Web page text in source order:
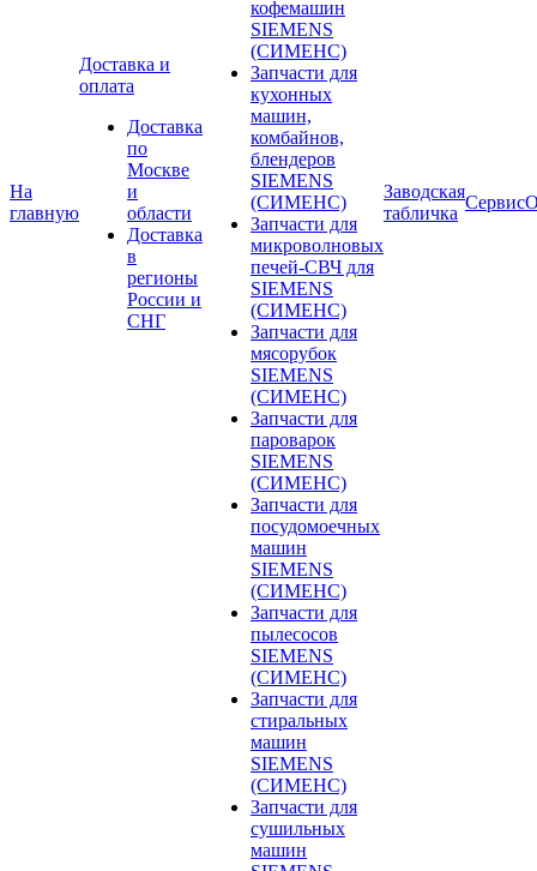
На
главную
Доставка и
оплата
Доставка
по
Москве
и
области
Доставка
в
регионы
России и
СНГ
кофемашин
SIEMENS
(СИМЕНС)
Запчасти для
кухонных
машин,
комбайнов,
блендеров
SIEMENS
(СИМЕНС)
Запчасти для
микроволновых
печей-СВЧ для
SIEMENS
(СИМЕНС)
Запчасти для
мясорубок
SIEMENS
(СИМЕНС)
Запчасти для
пароварок
SIEMENS
(СИМЕНС)
Запчасти для
посудомоечных
машин
SIEMENS
(СИМЕНС)
Запчасти для
пылесосов
SIEMENS
(СИМЕНС)
Запчасти для
стиральных
машин
SIEMENS
(СИМЕНС)
Запчасти для
сушильных
машин
Заводская
табличка
Сервис